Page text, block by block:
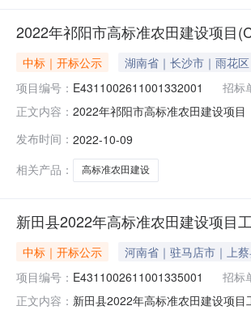
2022年祁阳市高标准农田建设项目
中标｜开标公示
湖南省｜长沙市｜雨花区
项目编号： E4311002611001332001 招标
正文内容： 2022年祁阳市高标准农田建设项
南山河水利建筑工程有限公司;项
发布时间： 2022-10-09
相关产品：
高标准农田建设
新田县2022年高标准农田建设项目
中标｜开标公示
河南省｜驻马店市｜上
项目编号： E4311002611001335001 招标
正文内容： 新田县2022年高标准农田建设项